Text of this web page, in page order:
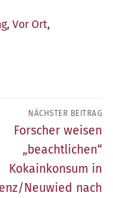
, Vor Ort,
NÄCHSTER BEITRAG
Nächster
Beitrag:
Forscher weisen
„beachtlichen“
Kokainkonsum in
​Neuwied nach